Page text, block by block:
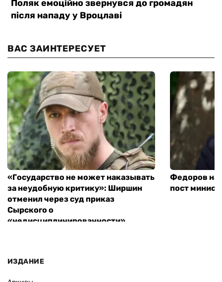
ВАС ЗАИНТЕРЕСУЕТ
«Государство не может наказывать
за неудобную критику»: Ширшин
отменил через суд приказ
Сырского о
«недисциплинированности»
Федоров
пост
ИЗДАНИЕ